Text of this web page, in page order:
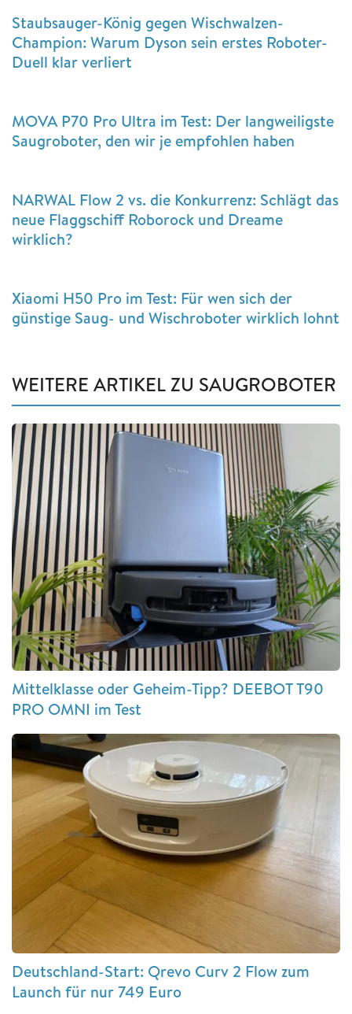
Staubsauger-König gegen Wischwalzen-
Champion: Warum Dyson sein erstes Roboter-
Duell klar verliert
MOVA P70 Pro Ultra im Test: Der langweiligste
Saugroboter, den wir je empfohlen haben
NARWAL Flow 2 vs. die Konkurrenz: Schlägt das
neue Flaggschiff Roborock und Dreame
wirklich?
Xiaomi H50 Pro im Test: Für wen sich der
günstige Saug- und Wischroboter wirklich lohnt
WEITERE ARTIKEL ZU SAUGROBOTER
Mittelklasse oder Geheim-Tipp? DEEBOT T90
PRO OMNI im Test
Deutschland-Start: Qrevo Curv 2 Flow zum
Launch für nur 749 Euro